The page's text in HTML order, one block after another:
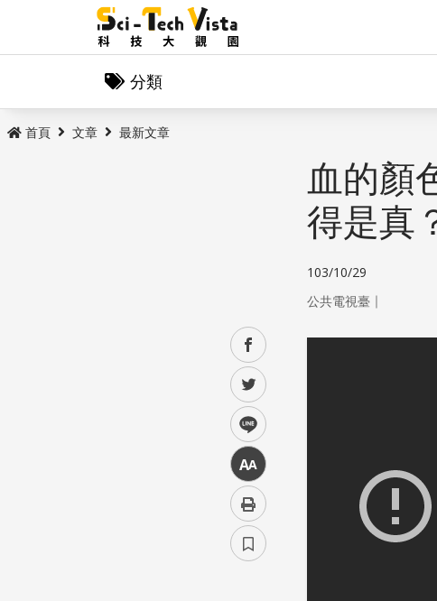
分類
首頁 文章 最新文章
facebook
twitter
line
中
血的顏
得是真
103/10/29
公共電視臺 ｜